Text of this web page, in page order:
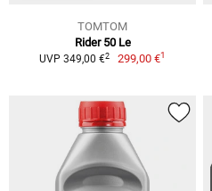
TOMTOM
Rider 50 Le
UVP 349,00 €2 299,00 €1